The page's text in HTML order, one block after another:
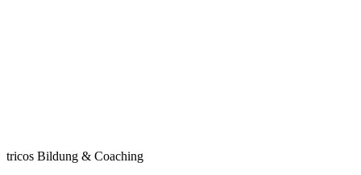
tricos Bildung & Coaching